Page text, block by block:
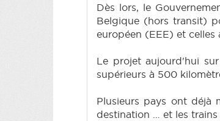
Dès lors, le
Belgique (hors transit)
européen (EEE) et celles
Le projet aujourd'hui
supérieurs à 500
Plusieurs pays ont déjà
destination … et les